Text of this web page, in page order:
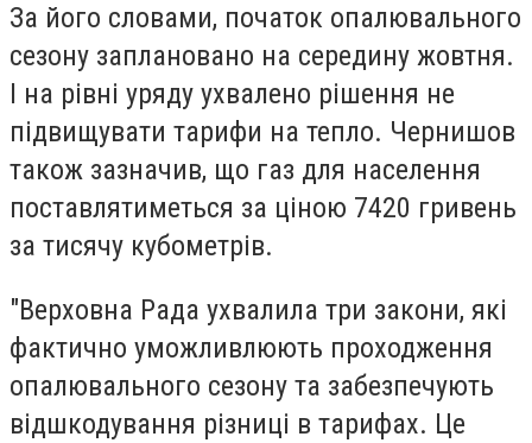
За його словами, початок опалювального
сезону заплановано на середину жовтня.
І на рівні уряду ухвалено рішення не
підвищувати тарифи на тепло. Чернишов
також зазначив, що газ для населення
поставлятиметься за ціною 7420 гривень
за тисячу кубометрів.
"Верховна Рада ухвалила три закони, які
фактично уможливлюють проходження
опалювального сезону та забезпечують
відшкодування різниці в тарифах. Це